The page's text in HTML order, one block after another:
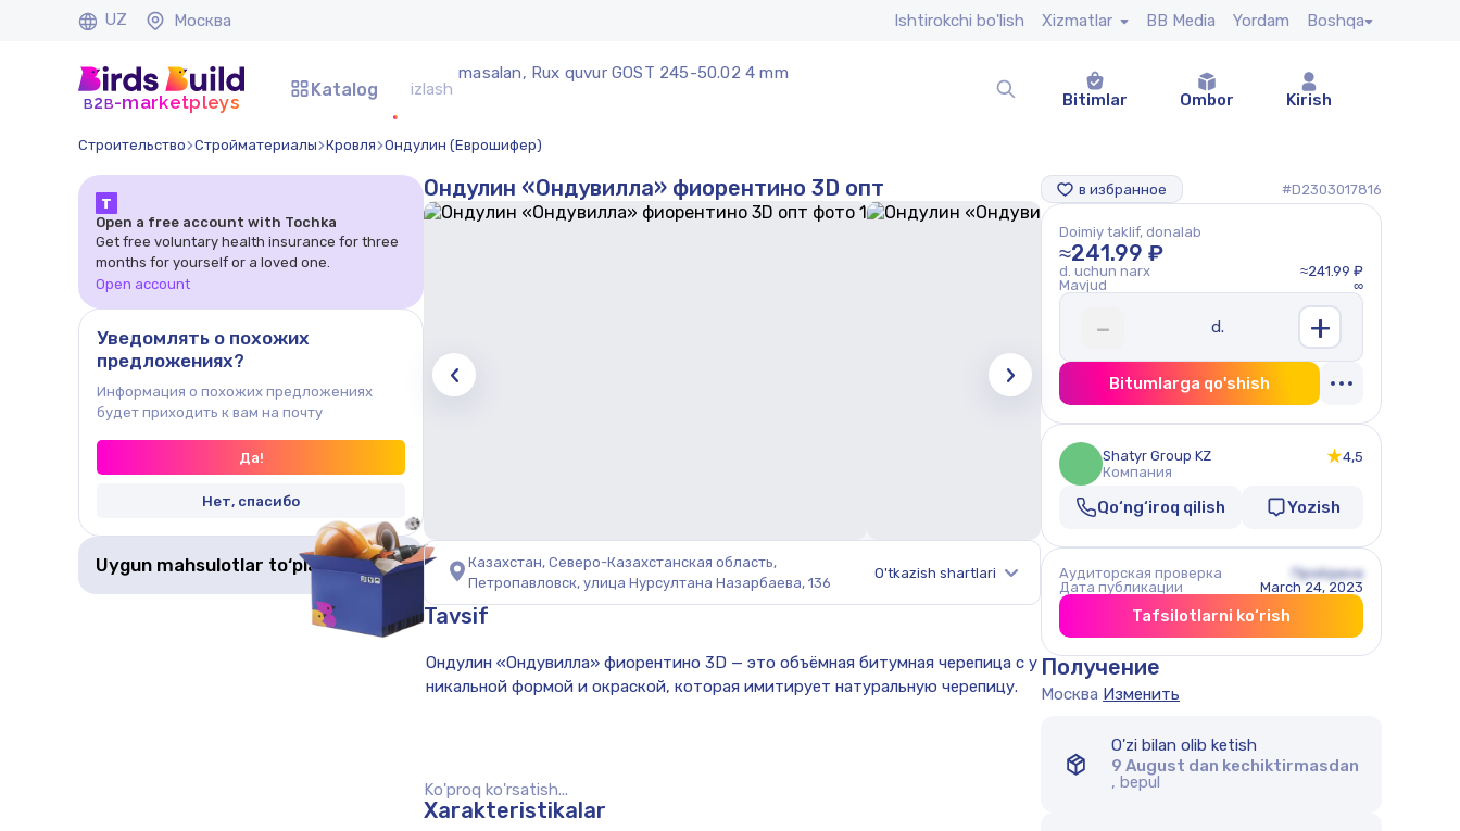
UZ Москва Ishtirokchi bo'lish Xizmatlar BB Media Yordam Boshqa
b2b-marketpleys
Katalog
masalan, Rux quvur GOST 245-50.02 4 mm
Bitimlar
Ombor Kirish
Строительство Стройматериалы Кровля Ондулин (Еврошифер)
Т
Open a free account with Tochka
Get free voluntary health insurance for three
months for yourself or a loved one.
Open account
Уведомлять о похожих
предложениях?
Информация о похожих предложениях
будет приходить к вам на почту
Да!
Нет, спасибо
Uygun mahsulotlar to‘plamini olish
Ондулин «Ондувилла» фиорентино 3D опт
Казахстан, Северо-Казахстанская область,
Петропавловск, улица Нурсултана Назарбаева, 136
O'tkazish shartlari
Tavsif
Ko'proq ko'rsatish...
Xarakteristikalar
в избранное #D2303017816
Doimiy taklif, donalab
≈241.99 ₽
d. uchun narx
≈241.99 ₽
Mavjud
∞
- d. +
Bitumlarga qo'shish
Shatyr Group KZ
4,5
Компания
Qo‘ng‘iroq qilish Yozish
Аудиторская проверка
Пройдена
Дата публикации
March 24, 2023
Tafsilotlarni ko‘rish
Получение
Москва Изменить
O'zi bilan olib ketish
9 August dan kechiktirmasdan
, bepul